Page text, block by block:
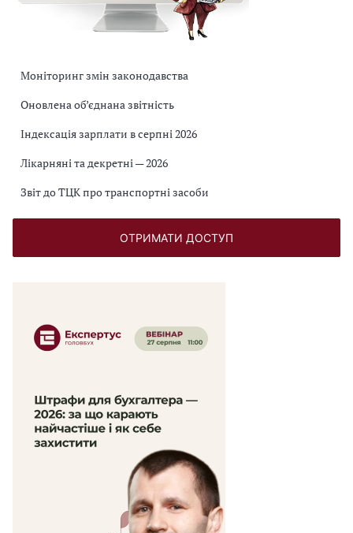
Моніторинг змін законодавства
Оновлена об’єднана звітність
Індексація зарплати в серпні 2026
Лікарняні та декретні — 2026
Звіт до ТЦК про транспортні засоби
ОТРИМАТИ ДОСТУП